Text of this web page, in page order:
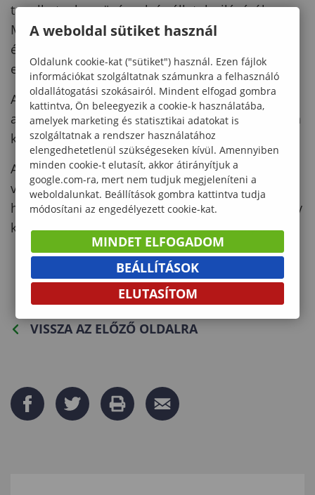
tanulhatnak a növények és állatok világáról.
Megismerkedhetnek a vadvilággal, növényekkel
és a Tanösvényen keresztül az
erdőgazdálkodással és fafeldolgozással is.
Az információs táblák figyelemfelkeltőek és úgy
alakították ki őket, hogy némi szülői segítséggel a
kisebbek is érdekesnek találják.
A Botanikus kert mindig nyitva áll a sétálni
vágyók előtt, és több ösvény is alkalmas arra,
hogy babakocsival is járható legyen, valamint egy
kisebb fából készült játszótér is helyet kapott.
VISSZA AZ ELŐZŐ OLDALRA
A weboldal sütiket használ
Oldalunk cookie-kat ("sütiket") használ. Ezen fájlok
információkat szolgáltatnak számunkra a felhasználó
oldallátogatási szokásairól. Mindent elfogad gombra
kattintva, Ön beleegyezik a cookie-k használatába,
amelyek marketing és statisztikai adatokat is
szolgáltatnak a rendszer használatához
elengedhetetlenül szükségeseken kívül. Amennyiben
minden cookie-t elutasít, akkor átirányítjuk a
google.com-ra, mert nem tudjuk megjeleníteni a
weboldalunkat. Beállítások gombra kattintva tudja
módosítani az engedélyezett cookie-kat.
MINDET ELFOGADOM
BEÁLLÍTÁSOK
ELUTASÍTOM